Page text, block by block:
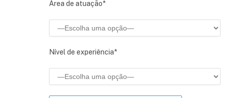
Área de atuação*
Nível de experiência*